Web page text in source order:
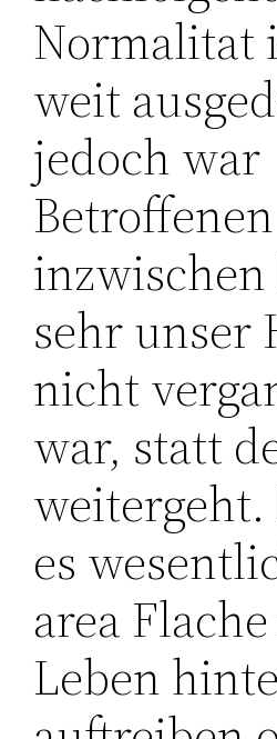
Normalitat
weit
jedoch war
Betroffenen
sehr unser
nicht
war, statt
es
area
Leben